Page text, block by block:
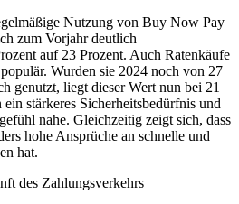
Nutzung von Buy Now Pay
zum Vorjahr deutlich
auf 23 Prozent. Auch Ratenkäufe
Wurden sie 2024 noch von 27
genutzt, liegt dieser Wert nun bei 21
stärkeres Sicherheitsbedürfnis und
nahe. Gleichzeitig zeigt sich, dass
hohe Ansprüche an schnelle und
hat.
des Zahlungsverkehrs